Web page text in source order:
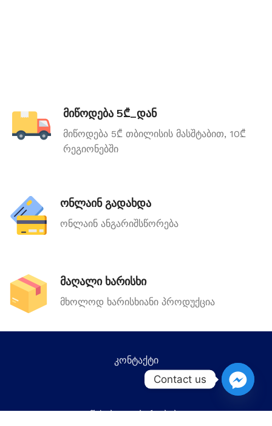
მიწოდება 5₾_დან
მიწოდება 5₾ თბილისის მასშტაბით, 10₾
რეგიონებში
ონლაინ გადახდა
ონლაინ ანგარიშსწორება
მაღალი ხარისხი
მხოლოდ ხარისხიანი პროდუქცია
კონტაქტი
წესები და პირობები
Contact us